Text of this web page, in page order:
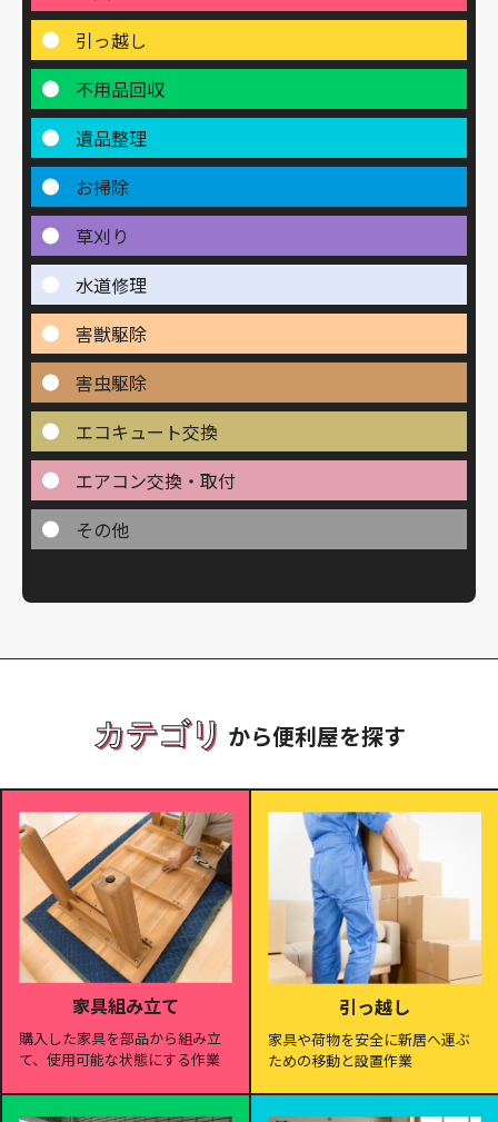
引っ越し
不用品回収
遺品整理
お掃除
草刈り
水道修理
害獣駆除
害虫駆除
エコキュート交換
エアコン交換・取付
その他
カテゴリ から便利屋を探す
家具組み立て
購入した家具を部品から組み立
て、使用可能な状態にする作業
引っ越し
家具や荷物を安全に新居へ運ぶ
ための移動と設置作業